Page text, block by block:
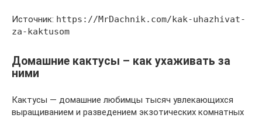
Источник: https://MrDachnik.com/kak-uhazhivat-
za-kaktusom
Домашние кактусы – как ухаживать за
ними
Кактусы — домашние любимцы тысяч увлекающихся
выращиванием и разведением экзотических комнатных